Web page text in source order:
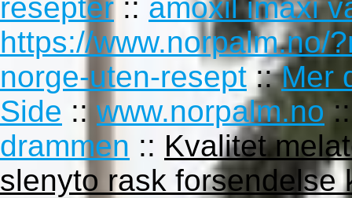
resepter :: amoxil imaxi
https://www.norpalm.no/
norge-uten-resept ::Mer
Side :: www.norpalm.no
drammen :: Kvalitet
slenyto rask forsendelse